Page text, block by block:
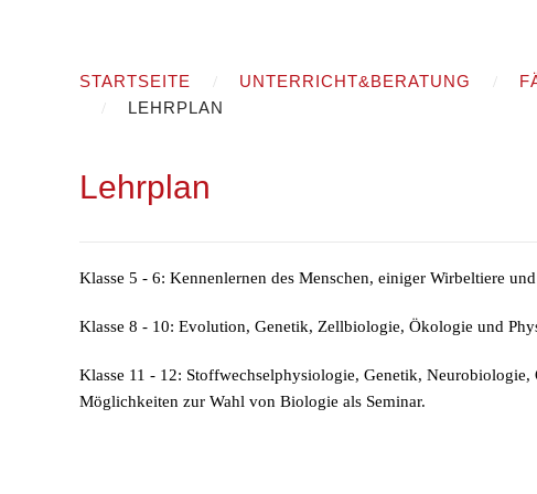
STARTSEITE UNTERRICHT&BERATUNG
LEHRPLAN
Lehrplan
Klasse 5 - 6: Kennenlernen des Menschen, einiger Wirbeltiere
Klasse 8 - 10: Evolution, Genetik, Zellbiologie, Ökologie und
Klasse 11 - 12: Stoffwechselphysiologie, Genetik,
Möglichkeiten zur Wahl von Biologie als Seminar.